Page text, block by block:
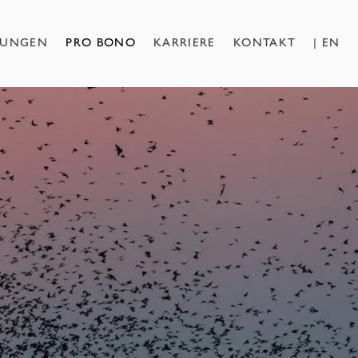
PRO BONO KARRIERE KONTAKT EN